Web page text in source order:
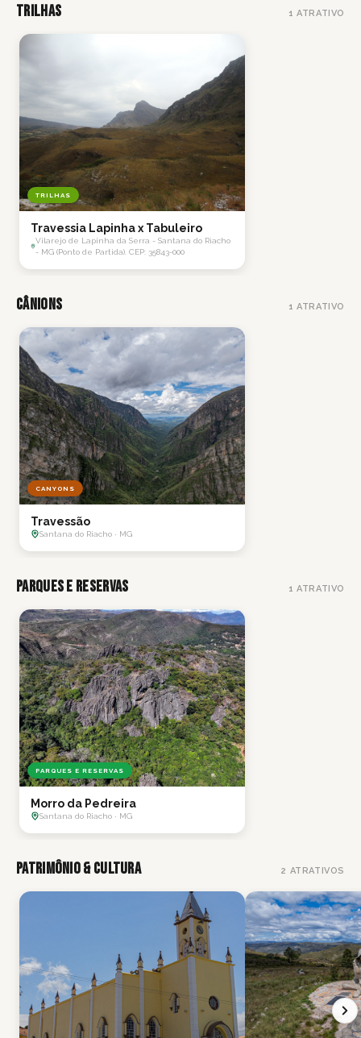
Trilhas 1 ATRATIVO
TRILHAS
Travessia Lapinha x Tabuleiro
Vilarejo de Lapinha da Serra - Santana do Riacho
- MG (Ponto de Partida). CEP: 35843-000
Cânions 1 ATRATIVO
CANYONS
Travessão
Santana do Riacho · MG
Parques e Reservas 1 ATRATIVO
PARQUES E RESERVAS
Morro da Pedreira
Santana do Riacho · MG
Patrimônio & Cultura 2 ATRATIVOS